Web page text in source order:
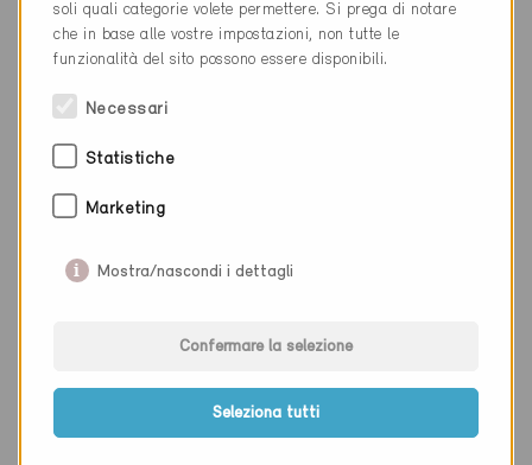
Luogo Zürich
Cantone Zurigo
Sito web
Ditta
Luogo Zürich
soli quali categorie volete permettere. Si prega di notare
che in base alle vostre impostazioni, non tutte le
funzionalità del sito possono essere disponibili.
Necessari
Statistiche
Marketing
Mostra/nascondi i dettagli
Confermare la selezione
Seleziona tutti